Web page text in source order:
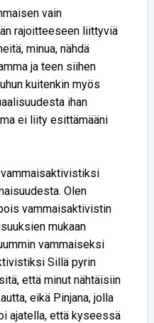
vain
rajoitteeseen liittyviä
minua, nähdä
ja teen siihen
kuitenkin myös
ihan
ei liity esittämääni
Olen
vammaisaktivistin
mukaan
vammaiseksi
Sillä pyrin
että minut nähtäisiin
eikä Pinjana, jolla
ajatella, että kyseessä